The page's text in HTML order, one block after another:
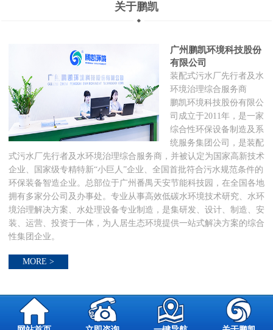
关于鹏凯
广州鹏凯环境科技股份
有限公司
装配式污水厂先行者及水
环境治理综合服务商
鹏凯环境科技股份有限公
司成立于2011年，是一家
综合性环保设备制造及系
统服务集团公司，是装配
式污水厂先行者及水环境治理综合服务商，并被认定为国家高新技术
企业、国家级专精特新“小巨人”企业、全国首批符合污水规范条件的
环保装备智造企业。总部位于广州番禺天安节能科技园，在全国各地
拥有多家分公司及办事处。专业从事高效低碳水环境技术研究、水环
境治理解决方案、水处理设备专业制造，是集研发、设计、制造、安
装、运营、投资于一体，为人居生态环境提供一站式解决方案的综合
性集团企业。
MORE >